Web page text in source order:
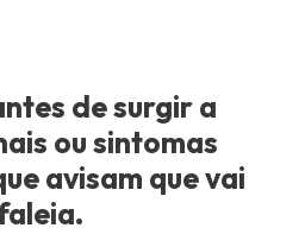
de surgir a
ou sintomas
avisam que vai